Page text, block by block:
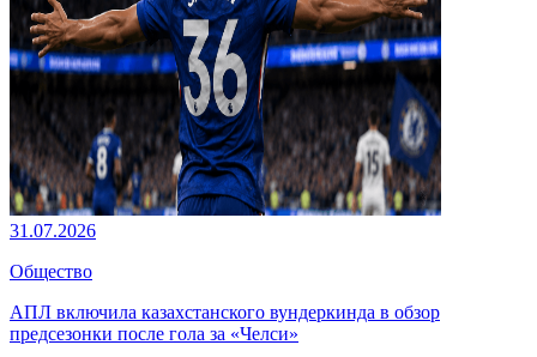
31.07.2026
Общество
АПЛ включила казахстанского вундеркинда в обзор
предсезонки после гола за «Челси»